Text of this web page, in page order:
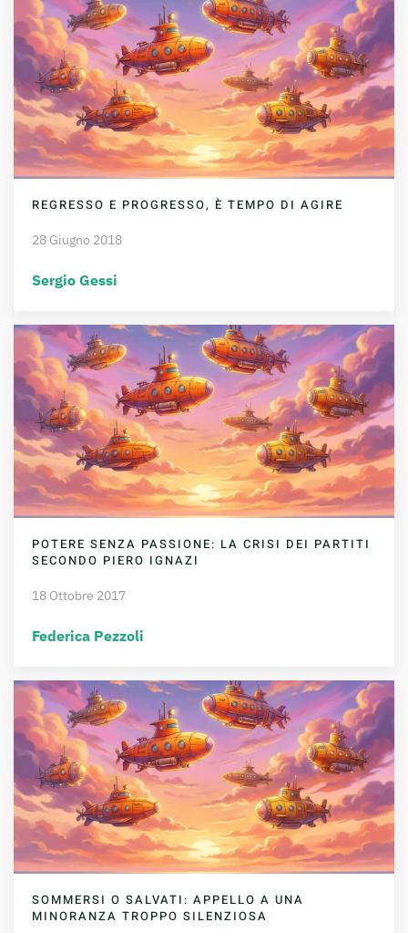
REGRESSO E PROGRESSO, È TEMPO DI AGIRE
28 Giugno 2018
Sergio Gessi
POTERE SENZA PASSIONE: LA CRISI DEI PARTITI
SECONDO PIERO IGNAZI
18 Ottobre 2017
Federica Pezzoli
SOMMERSI O SALVATI: APPELLO A UNA
MINORANZA TROPPO SILENZIOSA